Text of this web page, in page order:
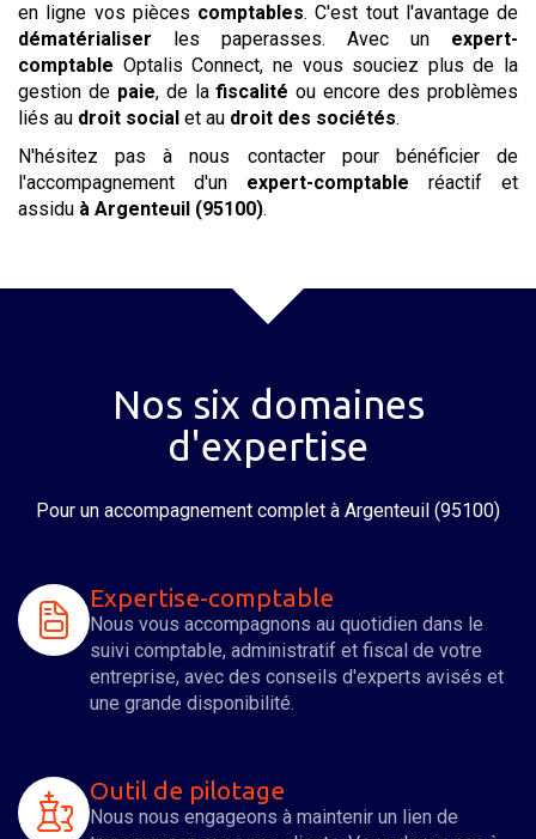
en ligne vos pièces comptables. C'est tout l'avantage de
dématérialiser les paperasses. Avec un expert-
comptable Optalis Connect, ne vous souciez plus de la
gestion de paie, de lafiscalité ou encore des problèmes
liés au droit social et au droit des sociétés.
N'hésitez pas à nous contacter pour bénéficier de
l'accompagnement d'un expert-comptable réactif et
assidu à Argenteuil (95100).
Nos six domaines
d'expertise
Pour un accompagnement complet à Argenteuil (95100)
Expertise-comptable
Nous vous accompagnons au quotidien dans le
suivi comptable, administratif et fiscal de votre
entreprise, avec des conseils d'experts avisés et
une grande disponibilité.
Outil de pilotage
Nous nous engageons à maintenir un lien de